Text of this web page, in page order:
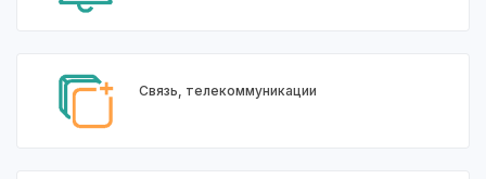
Связь, телекоммуникации